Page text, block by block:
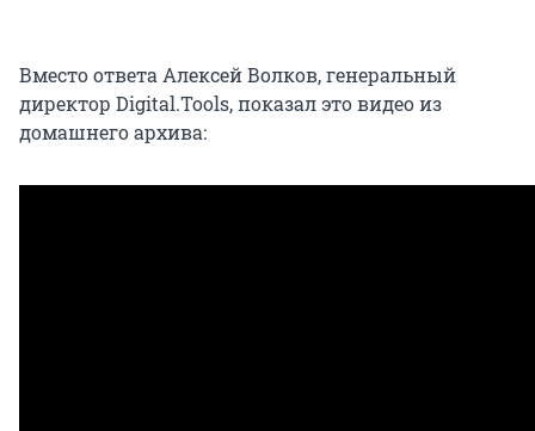
Вместо ответа Алексей Волков, генеральный
директор Digital.Tools, показал это видео из
домашнего архива: